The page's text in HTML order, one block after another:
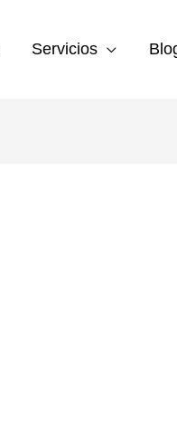
Servicios